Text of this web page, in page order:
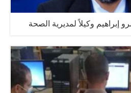
وكيلاً لمديرية الصحة